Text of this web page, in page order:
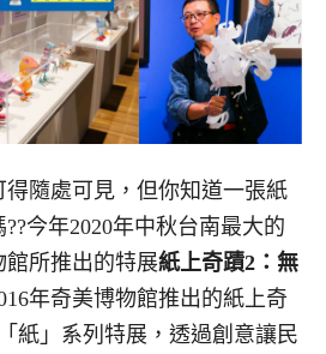
隨處可見，但你知道一張紙
今年2020年中秋台南最大的
所推出的特展紙上奇蹟2：無
年奇美博物館推出的紙上奇
紙」系列特展，透過創意讓民